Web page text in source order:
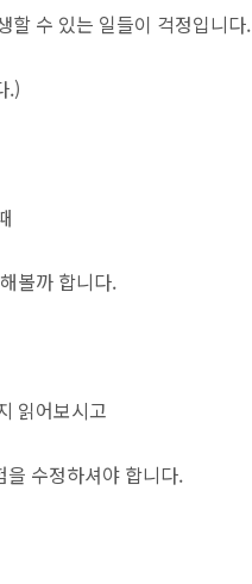
할 수 있는 일들이 걱정입니다.
.)
볼까 합니다.
읽어보시고
수정하셔야 합니다.